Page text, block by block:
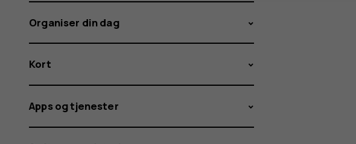
Organiser din dag
Kort
Apps og tjenester